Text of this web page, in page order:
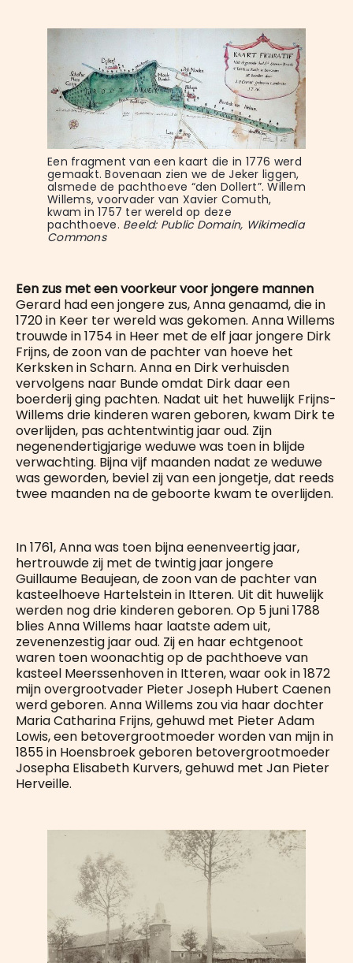
Een fragment van een kaart die in 1776 werd
gemaakt. Bovenaan zien we de Jeker liggen,
alsmede de pachthoeve “den Dollert”. Willem
Willems, voorvader van Xavier Comuth,
kwam in 1757 ter wereld op deze
pachthoeve. Beeld: Public Domain, Wikimedia
Commons
Een zus met een voorkeur voor jongere mannen
Gerard had een jongere zus, Anna genaamd, die in
1720 in Keer ter wereld was gekomen. Anna Willems
trouwde in 1754 in Heer met de elf jaar jongere Dirk
Frijns, de zoon van de pachter van hoeve het
Kerksken in Scharn. Anna en Dirk verhuisden
vervolgens naar Bunde omdat Dirk daar een
boerderij ging pachten. Nadat uit het huwelijk Frijns-
Willems drie kinderen waren geboren, kwam Dirk te
overlijden, pas achtentwintig jaar oud. Zijn
negenendertigjarige weduwe was toen in blijde
verwachting. Bijna vijf maanden nadat ze weduwe
was geworden, beviel zij van een jongetje, dat reeds
twee maanden na de geboorte kwam te overlijden.
In 1761, Anna was toen bijna eenenveertig jaar,
hertrouwde zij met de twintig jaar jongere
Guillaume Beaujean, de zoon van de pachter van
kasteelhoeve Hartelstein in Itteren. Uit dit huwelijk
werden nog drie kinderen geboren. Op 5 juni 1788
blies Anna Willems haar laatste adem uit,
zevenenzestig jaar oud. Zij en haar echtgenoot
waren toen woonachtig op de pachthoeve van
kasteel Meerssenhoven in Itteren, waar ook in 1872
mijn overgrootvader Pieter Joseph Hubert Caenen
werd geboren. Anna Willems zou via haar dochter
Maria Catharina Frijns, gehuwd met Pieter Adam
Lowis, een betovergrootmoeder worden van mijn in
1855 in Hoensbroek geboren betovergrootmoeder
Josepha Elisabeth Kurvers, gehuwd met Jan Pieter
Herveille.